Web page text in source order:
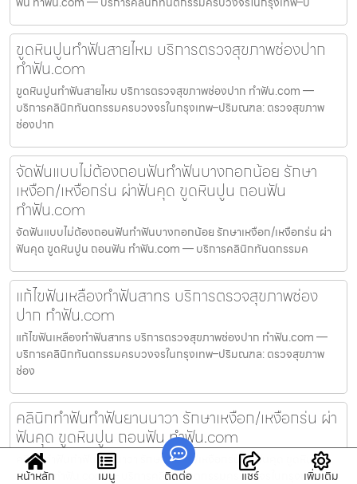
ขูดหินปูนทำฟันสายไหม บริการตรวจสุขภาพช่องปาก
ทำฟัน.com
ขูดหินปูนทำฟันสายไหม บริการตรวจสุขภาพช่องปาก ทำฟัน.com —
บริการคลินิกทันตกรรมครบวงจรในกรุงเทพ–ปริมณฑล: ตรวจสุขภาพ
ช่องปาก
จัดฟันแบบไม่ต้องถอนฟันทำฟันบางกอกน้อย รักษา
เหงือก/เหงือกร่น ผ่าฟันคุด ขูดหินปูน ถอนฟัน
ทำฟัน.com
จัดฟันแบบไม่ต้องถอนฟันทำฟันบางกอกน้อย รักษาเหงือก/เหงือกร่น ผ่า
ฟันคุด ขูดหินปูน ถอนฟัน ทำฟัน.com — บริการคลินิกทันตกรรมค
แก้ไขฟันเหลืองทำฟันสาทร บริการตรวจสุขภาพช่อง
ปาก ทำฟัน.com
แก้ไขฟันเหลืองทำฟันสาทร บริการตรวจสุขภาพช่องปาก ทำฟัน.com —
บริการคลินิกทันตกรรมครบวงจรในกรุงเทพ–ปริมณฑล: ตรวจสุขภาพ
ช่อง
คลินิกทำฟันทำฟันยานนาวา รักษาเหงือก/เหงือกร่น ผ่า
ฟันคุด ขูดหินปูน ถอนฟัน ทำฟัน.com
คลินิกทำฟันทำฟันยานนาวา รักษาเหงือก/เหงือกร่น ผ่าฟันคุด ขูดหินปูน
ถอนฟัน ทำฟัน.com — บริการคลินิกทันตกรรมครบวงจรในกรุงเท
หน้าหลัก เมนู ติดต่อ แชร์ เพิ่มเติม